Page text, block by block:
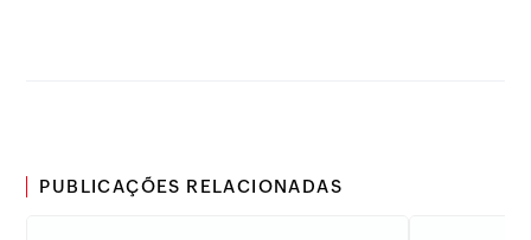
PUBLICAÇÕES RELACIONADAS